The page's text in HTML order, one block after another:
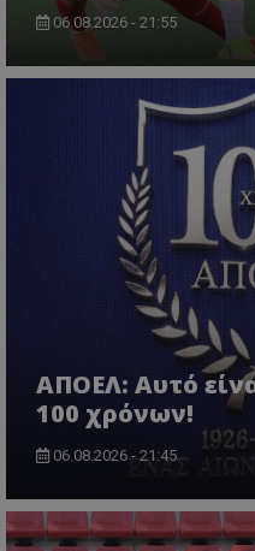
06.08.2026 - 21:55
ΑΠΟΕΛ: Αυτό
100 χρόνων!
06.08.2026 - 21:45